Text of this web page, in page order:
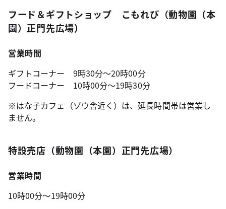
フード＆ギフトショップ こもれび（動物園（本
園）正門先広場）
営業時間
ギフトコーナー 9時30分～20時00分
フードコーナー 10時00分～19時30分
※はな子カフェ（ゾウ舎近く）は、延長時間帯は営業し
ません。
特設売店（動物園（本園）正門先広場）
営業時間
10時00分～19時00分